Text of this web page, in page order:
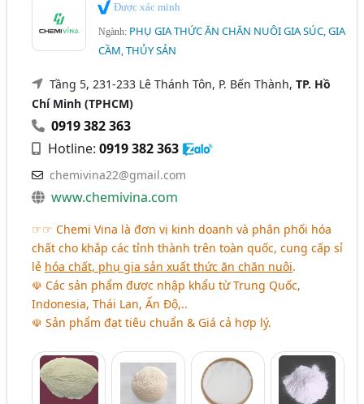
Được xác minh
Ngành: PHỤ GIA THỨC ĂN CHĂN NUÔI GIA SÚC, GIA
CẦM, THỦY SẢN
Tầng 5, 231-233 Lê Thánh Tôn, P. Bến Thành,TP. Hồ
Chí Minh (TPHCM)
0919 382 363
Hotline:0919 382 363
chemivina22@gmail.com
www.chemivina.com
☞☞ Chemi Vina là đơn vị kinh doanh và phân phối hóa
chất cho khắp các tỉnh thành trên toàn quốc, cung cấp sỉ
lẻ hóa chất, phụ gia sản xuất thức ăn chăn nuôi.
☫ Các sản phẩm được nhập khẩu từ Trung Quốc,
Indonesia, Thái Lan, Ấn Độ,..
☫ Sản phẩm đạt tiêu chuẩn & Giá cả hợp lý.